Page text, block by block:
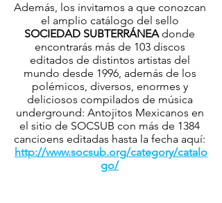
Además, los invitamos a que conozcan
el amplio catálogo del sello
SOCIEDAD SUBTERRÁNEA donde
encontrarás más de 103 discos
editados de distintos artistas del
mundo desde 1996, además de los
polémicos, diversos, enormes y
deliciosos compilados de música
underground: Antojitos Mexicanos en
el sitio de SOCSUB con más de 1384
cancioens editadas hasta la fecha aquí:
http://www.socsub.org/category/catalo
go/